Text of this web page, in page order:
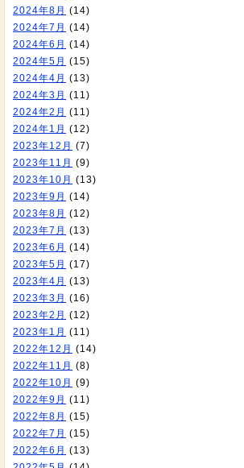
2024年8月 (14)
2024年7月 (14)
2024年6月 (14)
2024年5月 (15)
2024年4月 (13)
2024年3月 (11)
2024年2月 (11)
2024年1月 (12)
2023年12月 (7)
2023年11月 (9)
2023年10月 (13)
2023年9月 (14)
2023年8月 (12)
2023年7月 (13)
2023年6月 (14)
2023年5月 (17)
2023年4月 (13)
2023年3月 (16)
2023年2月 (12)
2023年1月 (11)
2022年12月 (14)
2022年11月 (8)
2022年10月 (9)
2022年9月 (11)
2022年8月 (15)
2022年7月 (15)
2022年6月 (13)